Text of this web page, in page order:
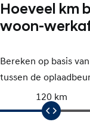
Hoeveel km
woon-
Bereken op basis
tussen de
120 km